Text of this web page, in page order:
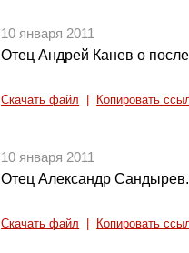
10 января 2011
Отец Андрей Канев о
Скачать файл Копировать
10 января 2011
Отец Александр
Скачать файл Копировать